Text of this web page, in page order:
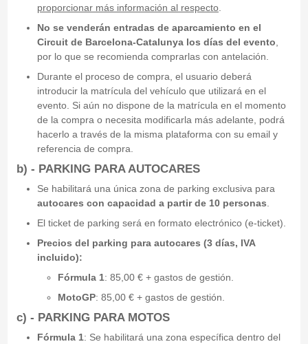
proporcionar más información al respecto.
No se venderán entradas de aparcamiento en el
Circuit de Barcelona-Catalunya los días del evento
por lo que se recomienda comprarlas con antelación.
Durante el proceso de compra, el usuario deberá
introducir la matrícula del vehículo que utilizará en el
evento. Si aún no dispone de la matrícula en el momento
de la compra o necesita modificarla más adelante, podrá
hacerlo a través de la misma plataforma con su email y
referencia de compra.
b) - PARKING PARAAUTOCARES
Se habilitará una única zona de parking exclusiva para
autocares con capacidad a partir de 10 personas
El ticket de parking será en formato electrónico (e-ticket).
Precios del parking para autocares (3 días, IVA
incluido):
Fórmula 1: 85,00 € + gastos de gestión.
MotoGP: 85,00 € + gastos de gestión.
c) - PARKING PARA MOTOS
Fórmula 1: Se habilitará una zona específica dentro del